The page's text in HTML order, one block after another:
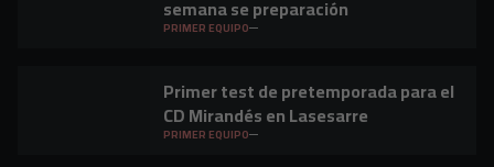
semana se preparación
PRIMER EQUIPO
Primer test de pretemporada para el
CD Mirandés en Lasesarre
PRIMER EQUIPO